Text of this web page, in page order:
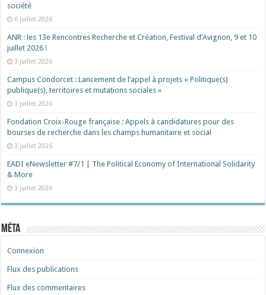
société
6 juillet 2026
ANR : les 13e Rencontres Recherche et Création, Festival d’Avignon, 9 et 10
juillet 2026 !
3 juillet 2026
Campus Condorcet : Lancement de l’appel à projets « Politique(s)
publique(s), territoires et mutations sociales »
3 juillet 2026
Fondation Croix-Rouge française : Appels à candidatures pour des
bourses de recherche dans les champs humanitaire et social
3 juillet 2026
EADI eNewsletter #7/1 | The Political Economy of International Solidarity
& More
3 juillet 2026
Méta
Connexion
Flux des publications
Flux des commentaires